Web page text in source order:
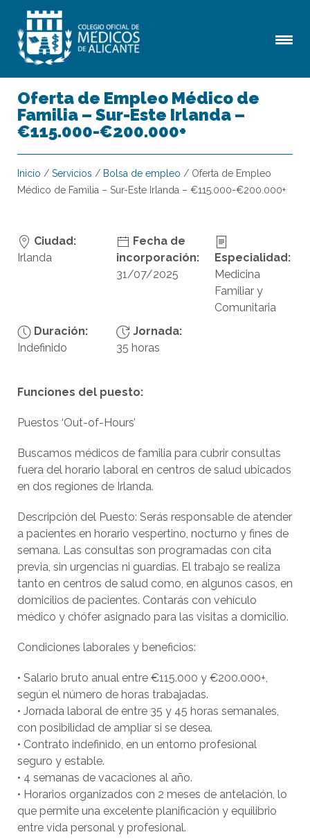
Oferta de Empleo Médico de
Familia – Sur-Este Irlanda –
€115.000-€200.000+
Inicio / Servicios / Bolsa de empleo / Oferta de Empleo
Médico de Familia – Sur-Este Irlanda – €115.000-€200.000+
Ciudad:
Irlanda
Fecha de
incorporación:
31/07/2025
Especialidad:
Medicina
Familiar y
Comunitaria
Duración:
Indefinido
Jornada:
35 horas
Funciones del puesto:
Puestos ‘Out-of-Hours’
Buscamos médicos de familia para cubrir consultas
fuera del horario laboral en centros de salud ubicados
en dos regiones de Irlanda.
Descripción del Puesto: Serás responsable de atender
a pacientes en horario vespertino, nocturno y fines de
semana. Las consultas son programadas con cita
previa, sin urgencias ni guardias. El trabajo se realiza
tanto en centros de salud como, en algunos casos, en
domicilios de pacientes. Contarás con vehículo
médico y chófer asignado para las visitas a domicilio.
Condiciones laborales y beneficios:
• Salario bruto anual entre €115.000 y €200.000+,
según el número de horas trabajadas.
• Jornada laboral de entre 35 y 45 horas semanales,
con posibilidad de ampliar si se desea.
• Contrato indefinido, en un entorno profesional
seguro y estable.
• 4 semanas de vacaciones al año.
• Horarios organizados con 2 meses de antelación, lo
que permite una excelente planificación y equilibrio
entre vida personal y profesional.